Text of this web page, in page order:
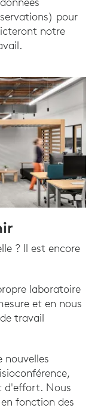
pour
notre
? Il est encore
laboratoire
et en nous
travail
nouvelles
d'effort. Nous
fonction des